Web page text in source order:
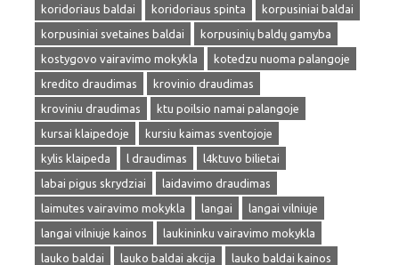
koridoriaus baldai
koridoriaus spinta
korpusiniai baldai
korpusiniai svetaines baldai
korpusinių baldų gamyba
kostygovo vairavimo mokykla
kotedzu nuoma palangoje
kredito draudimas
krovinio draudimas
kroviniu draudimas
ktu poilsio namai palangoje
kursai klaipedoje
kursiu kaimas sventojoje
kylis klaipeda
l draudimas
l4ktuvo bilietai
labai pigus skrydziai
laidavimo draudimas
laimutes vairavimo mokykla
langai
langai vilniuje
langai vilniuje kainos
laukininku vairavimo mokykla
lauko baldai
lauko baldai akcija
lauko baldai kainos